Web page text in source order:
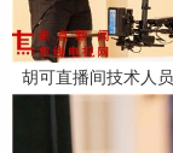
胡可直播间技术人